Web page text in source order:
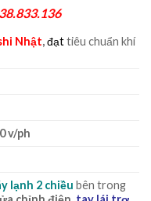
Nhật,đạttiêu chuẩn khí
v/ph
lạnh 2 chiều bên trong